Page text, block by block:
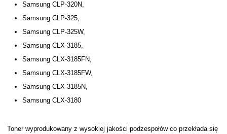
Samsung CLP-320N,
Samsung CLP-325,
Samsung CLP-325W,
Samsung CLX-3185,
Samsung CLX-3185FN,
Samsung CLX-3185FW,
Samsung CLX-3185N,
Samsung CLX-3180
Toner wyprodukowany z wysokiej jakości podzespołów co przekłada się